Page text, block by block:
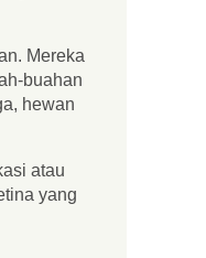
Mereka
buahan
hewan
atau
yang